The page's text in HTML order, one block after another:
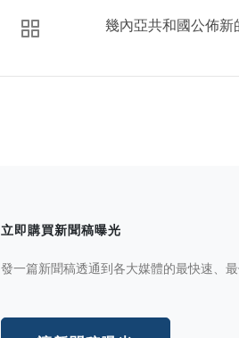
幾內亞共和國公佈
立即購買新聞稿曝光
發一篇新聞稿透通到各大媒體的最快速、最